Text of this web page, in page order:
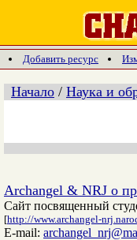
Добавить ресурс
Начало / Наука и
Archangel & NRJ о
Сайт посвященный
[http://www.archangel-
E-mail: